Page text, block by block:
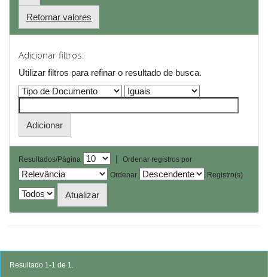
Retornar valores
Adicionar filtros:
Utilizar filtros para refinar o resultado de busca.
Resultados/Página |
Ordenar registros por
Ordenar
Registro(s)
Resultado 1-1 de 1.